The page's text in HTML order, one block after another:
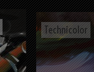
Technicolor